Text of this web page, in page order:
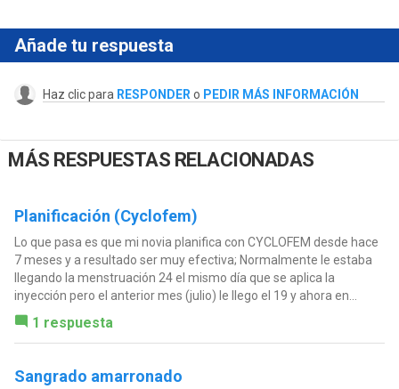
Añade tu respuesta
Haz clic para RESPONDER o PEDIR MÁS INFORMACIÓN
MÁS RESPUESTAS RELACIONADAS
Planificación (Cyclofem)
Lo que pasa es que mi novia planifica con CYCLOFEM desde hace
7 meses y a resultado ser muy efectiva; Normalmente le estaba
llegando la menstruación 24 el mismo día que se aplica la
inyección pero el anterior mes (julio) le llego el 19 y ahora en...
1 respuesta
Sangrado amarronado